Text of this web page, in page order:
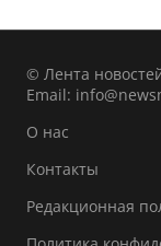
© Лента
Email:
О нас
Контакты
Редакционная